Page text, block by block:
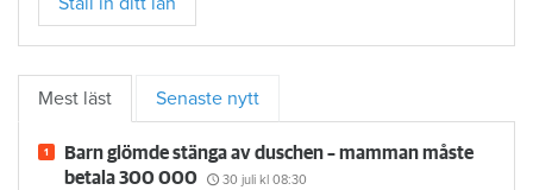
Mest läst Senaste nytt
Barn glömde stänga av duschen – mamman måste
betala 300 000
30 juli kl 08:30